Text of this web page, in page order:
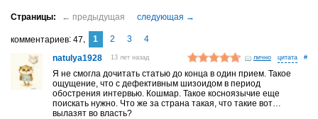
комментариев 47 1 2 3
4
natulya1928
13 лет назад лично #
Я не смогла дочитать статью до конца в один прием. Такое
ощущение, что с дефективным шизоидом в период
обострения интервью. Кошмар. Такое косноязычие еще
поискать нужно. Что же за страна такая, что такие вот…
вылазят во власть?